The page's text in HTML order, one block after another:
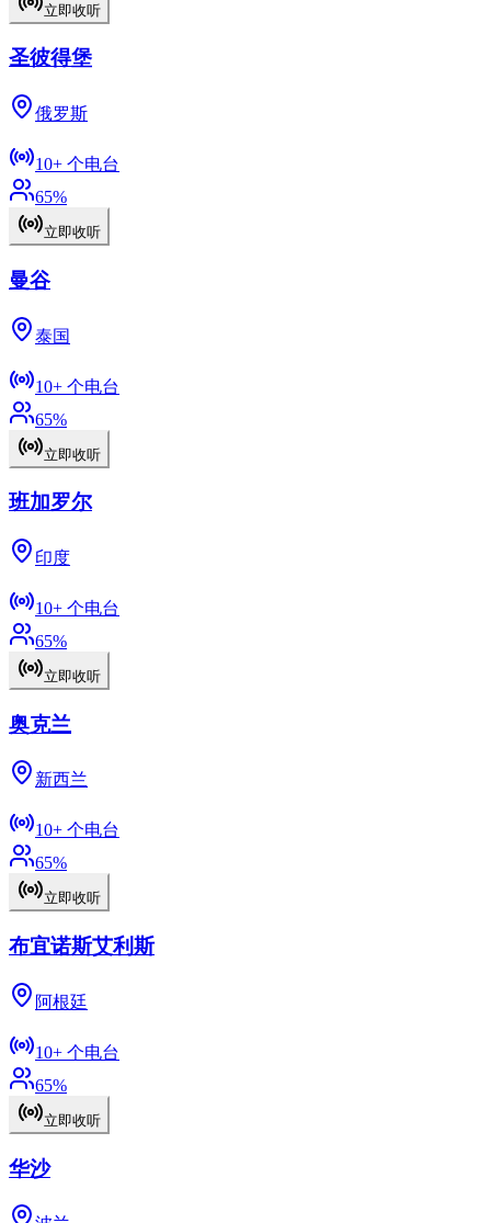
立即收听
圣彼得堡
俄罗斯
10+ 个电台
65%
立即收听
曼谷
泰国
10+ 个电台
65%
立即收听
班加罗尔
印度
10+ 个电台
65%
立即收听
奥克兰
新西兰
10+ 个电台
65%
立即收听
布宜诺斯艾利斯
阿根廷
10+ 个电台
65%
立即收听
华沙